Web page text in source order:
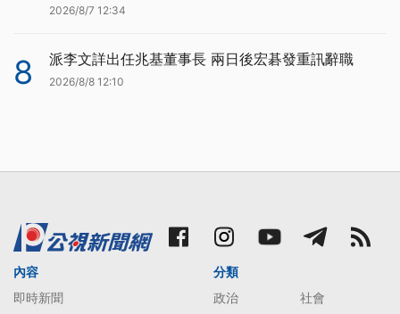
2026/8/7 12:34
8 派李文詳出任兆基董事長 兩日後宏碁發重訊辭職
2026/8/8 12:10
內容
即時新聞
分類
政治
社會